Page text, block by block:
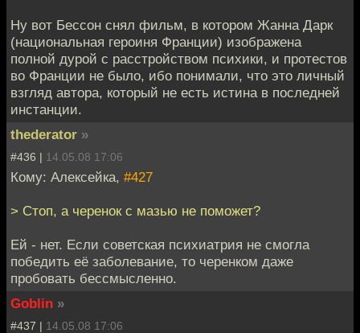
Ну вот Бессон снял фильм, в котором Жанна Дарк
(национальная героиня Франции) изображена
полной дурой с расстройством психики, и протестов
во Франции не было, ибо понимали, что это личный
взгляд автора, который не есть истина в последней
инстанции.
thederator »
#436 | 14.05.08 17:06
Кому: Алексейка, #427
> Стоп, а черенок с мазью не поможет?
Ей - нет. Если советская психиатрия не смогла
победить её заболевание, то черенком даже
пробовать бессмысленно.
Goblin »
#437 | 14.05.08 17:06